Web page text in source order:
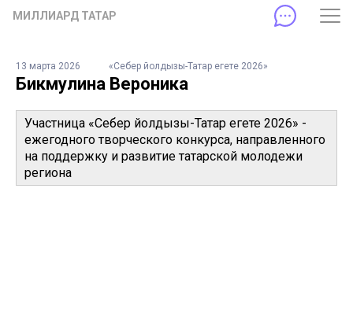
МИЛЛИАРД ТАТАР
13 марта 2026 «Себер йолдызы-Татар егете 2026»
Бикмулина Вероника
Участница «Себер йолдызы-Татар егете 2026» -
ежегодного творческого конкурса, направленного
на поддержку и развитие татарской молодежи
региона